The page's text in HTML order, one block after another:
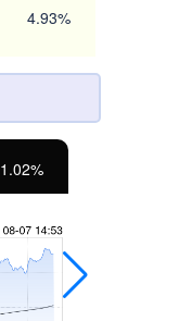
4.93%
1.02%